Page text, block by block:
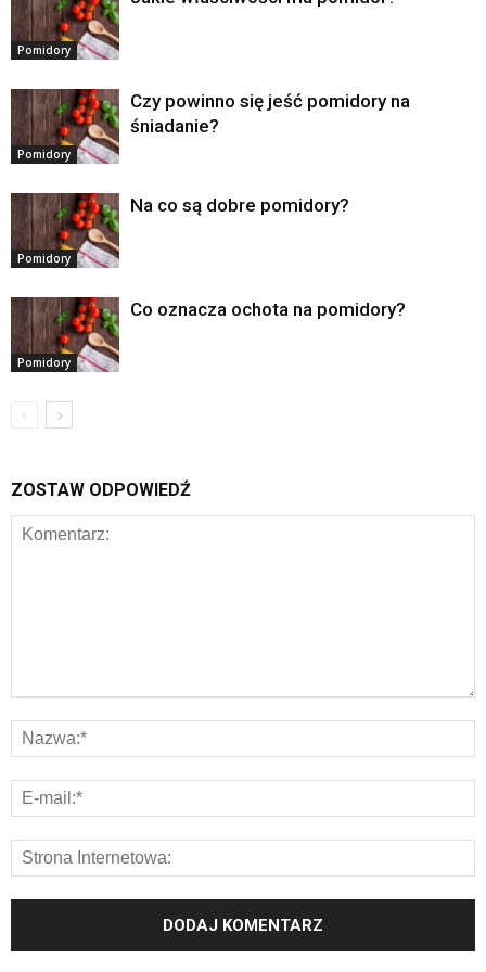
Pomidory
Pomidory
Czy powinno się jeść pomidory na
śniadanie?
Pomidory
Na co są dobre pomidory?
Pomidory
Co oznacza ochota na pomidory?
ZOSTAW ODPOWIEDŹ